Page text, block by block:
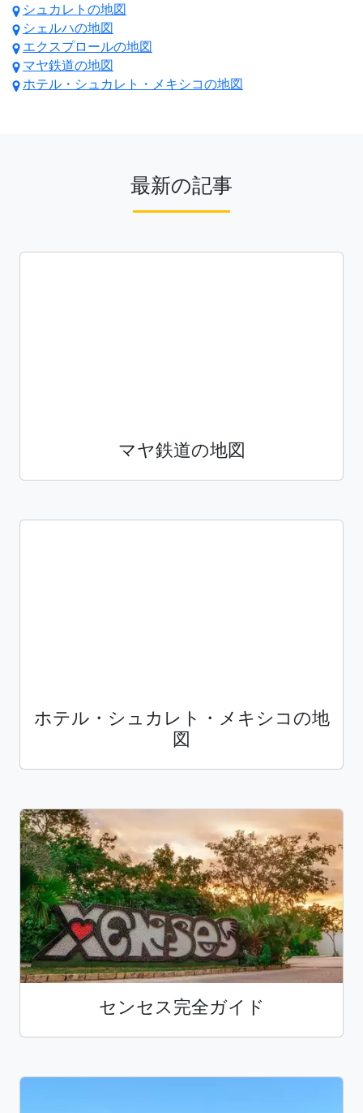
シュカレトの地図
シェルハの地図
エクスプロールの地図
マヤ鉄道の地図
ホテル・シュカレト・メキシコの地図
最新の記事
マヤ鉄道の地図
ホテル・シュカレト・メキシコの地
図
センセス完全ガイド